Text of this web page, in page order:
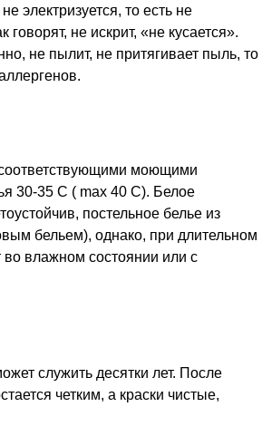
электризуется, то есть не
не искрит, «не кусается».
не пылит, не притягивает пыль, то
соответствующими моющими
30-35 С ( max 40 С). Белое
постельное белье из
бельем), однако, при длительном
во влажном состоянии или с
служить десятки лет. После
четким, а краски чистые,